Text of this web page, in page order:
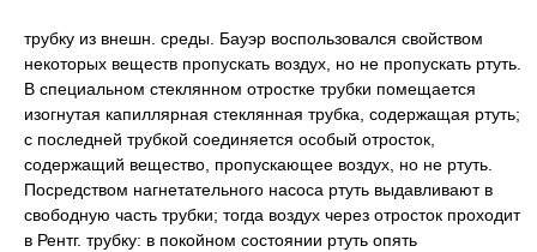
трубку из внешн. среды. Бауэр воспользовался свойством
некоторых веществ пропускать воздух, но не пропускать ртуть.
В специальном стеклянном отростке трубки помещается
изогнутая капиллярная стеклянная трубка, содержащая ртуть;
с последней трубкой соединяется особый отросток,
содержащий вещество, пропускающее воздух, но не ртуть.
Посредством нагнетательного насоса ртуть выдавливают в
свободную часть трубки; тогда воздух через отросток проходит
в Рентг. трубку: в покойном состоянии ртуть опять